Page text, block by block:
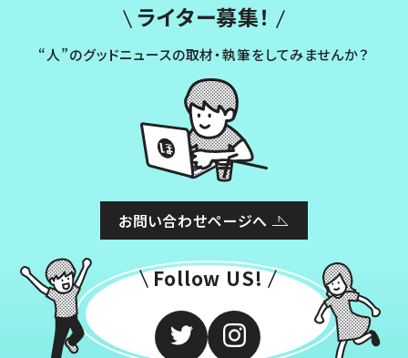
ライター募集！
“人”のグッドニュースの取材・執筆をしてみませんか？
お問い合わせページへ
Follow US!